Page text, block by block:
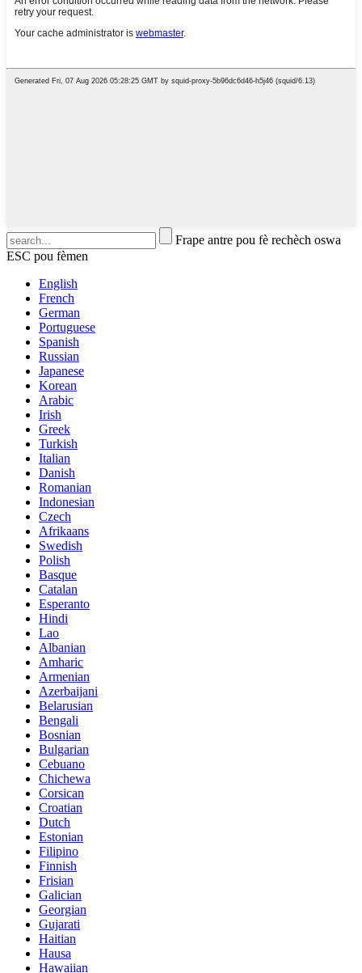
Frape antre pou fè rechèch oswa
ESC pou fèmen
English
French
German
Portuguese
Spanish
Russian
Japanese
Korean
Arabic
Irish
Greek
Turkish
Italian
Danish
Romanian
Indonesian
Czech
Afrikaans
Swedish
Polish
Basque
Catalan
Esperanto
Hindi
Lao
Albanian
Amharic
Armenian
Azerbaijani
Belarusian
Bengali
Bosnian
Bulgarian
Cebuano
Chichewa
Corsican
Croatian
Dutch
Estonian
Filipino
Finnish
Frisian
Galician
Georgian
Gujarati
Haitian
Hausa
Hawaiian